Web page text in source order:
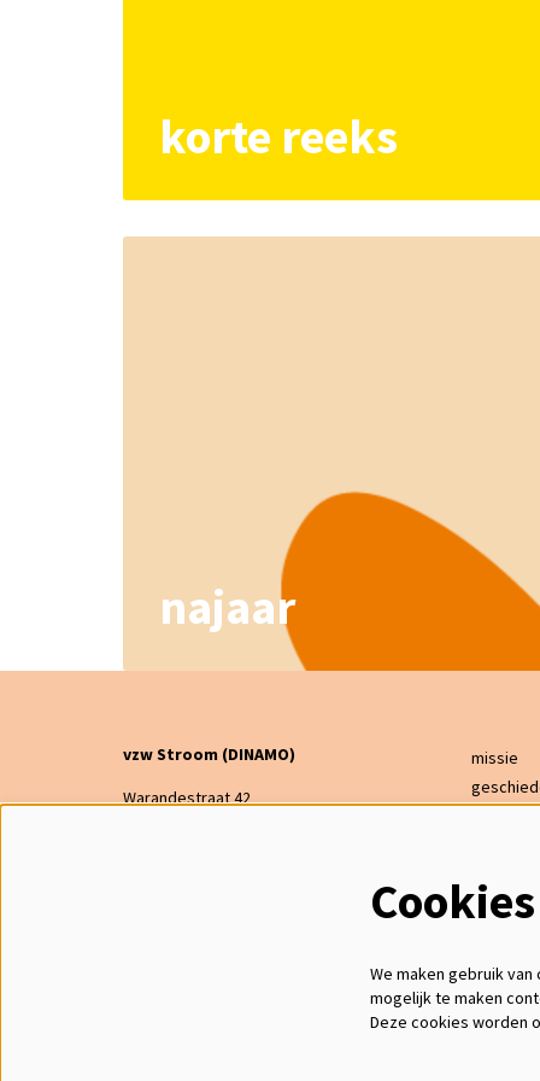
korte reeks
najaar
vzw Stroom (DINAMO)
Warandestraat 42
missie
Cookies
We maken gebruik
mogelijk te maken
Deze cookies worden